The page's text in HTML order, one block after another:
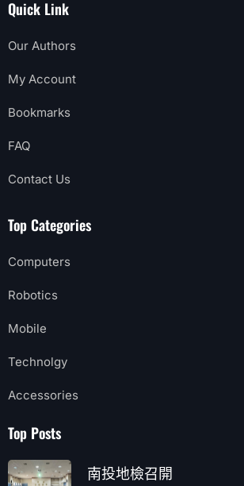
Quick Link
Our Authors
My Account
Bookmarks
FAQ
Contact Us
Top Categories
Computers
Robotics
Mobile
Technolgy
Accessories
Top Posts
南投地檢召開